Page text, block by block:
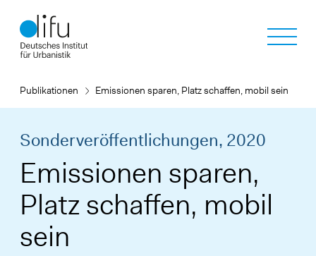
zum
Inhalt
Publikationen Emissionen sparen, Platz schaffen, mobil sein
Sonderveröffentlichungen, 2020
Emissionen sparen,
Platz schaffen, mobil
sein